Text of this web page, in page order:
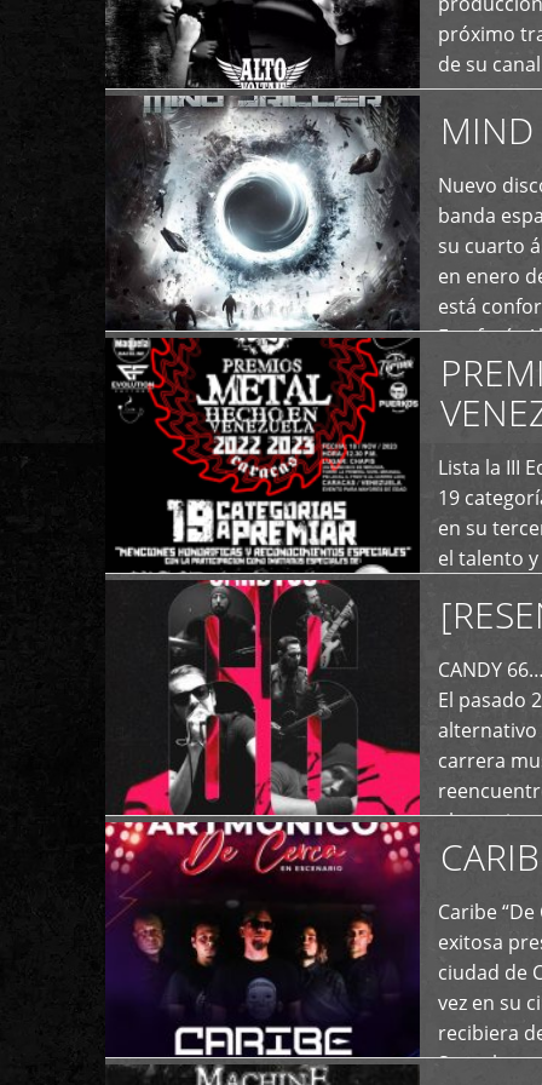
próximo
de su
momento
MIND
Nuevo
banda
su cuarto
en enero
está
Estefanía
+
Lista la III
19
en su
el talento
de las
+
CANDY
El pasado
alternativo
carrera
el exterior
+
Caribe
exitosa
ciudad de
vez en su
recibiera
Store los
+